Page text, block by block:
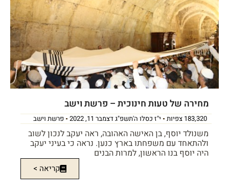
מחירה של טעות חינוכית – פרשת וישב
183,320 צפיות י"ז כסלו ה'תשפ"ג דצמבר 11, 2022 פרשת וישב
משנולד יוסף, בן האישה האהובה, ראה יעקב לנכון לשוב
ולהתאחד עם משפחתו בארץ כנען. נראה כי בעיני יעקב
היה יוסף בנו הראשון, למרות הבנים
קריאה >